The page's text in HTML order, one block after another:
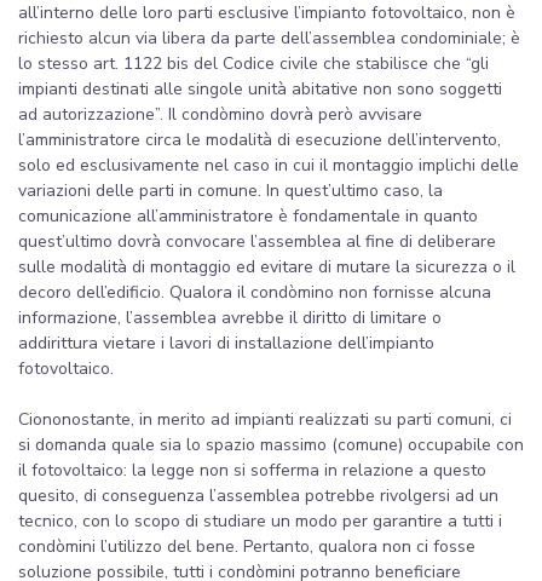
all’interno delle loro parti esclusive l’impianto fotovoltaico, non è
richiesto alcun via libera da parte dell’assemblea condominiale; è
lo stesso art. 1122 bis del Codice civile che stabilisce che “gli
impianti destinati alle singole unità abitative non sono soggetti
ad autorizzazione”. Il condòmino dovrà però avvisare
l’amministratore circa le modalità di esecuzione dell’intervento,
solo ed esclusivamente nel caso in cui il montaggio implichi delle
variazioni delle parti in comune. In quest’ultimo caso, la
comunicazione all’amministratore è fondamentale in quanto
quest’ultimo dovrà convocare l’assemblea al fine di deliberare
sulle modalità di montaggio ed evitare di mutare la sicurezza o il
decoro dell’edificio. Qualora il condòmino non fornisse alcuna
informazione, l’assemblea avrebbe il diritto di limitare o
addirittura vietare i lavori di installazione dell’impianto
fotovoltaico.
Ciononostante, in merito ad impianti realizzati su parti comuni, ci
si domanda quale sia lo spazio massimo (comune) occupabile con
il fotovoltaico: la legge non si sofferma in relazione a questo
quesito, di conseguenza l’assemblea potrebbe rivolgersi ad un
tecnico, con lo scopo di studiare un modo per garantire a tutti i
condòmini l’utilizzo del bene. Pertanto, qualora non ci fosse
soluzione possibile, tutti i condòmini potranno beneficiare